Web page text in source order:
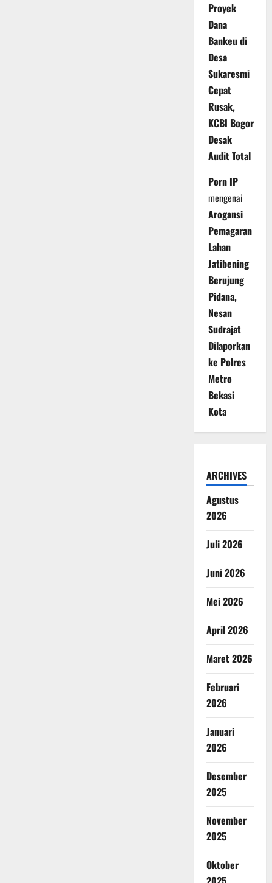
Proyek
Dana
Bankeu di
Desa
Sukaresmi
Cepat
Rusak,
KCBI Bogor
Desak
Audit Total
Porn IP
mengenai
Arogansi
Pemagaran
Lahan
Jatibening
Berujung
Pidana,
Nesan
Sudrajat
Dilaporkan
ke Polres
Metro
Bekasi
Kota
ARCHIVES
Agustus
2026
Juli 2026
Juni 2026
Mei 2026
April 2026
Maret 2026
Februari
2026
Januari
2026
Desember
2025
November
2025
Oktober